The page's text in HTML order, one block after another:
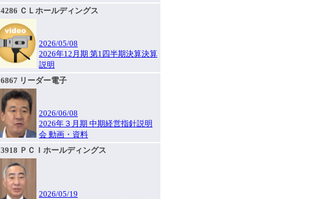
4286 ＣＬホールディングス
2026/05/08
2026年12月期 第1四半期決算決算
説明
6867 リーダー電子
2026/06/08
2026年３月期 中期経営指針説明
会 動画・資料
3918 ＰＣＩホールディングス
2026/05/19